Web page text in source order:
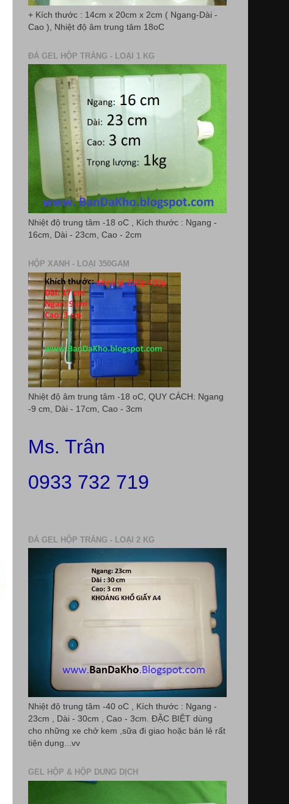
+ Kích thước : 14cm x 20cm x 2cm ( Ngang-Dài -
Cao ), Nhiệt độ âm trung tâm 18oC
ĐÁ GEL HỘP TRẮNG - LOẠI 1 KG
Nhiệt độ trung tâm -18 oC , Kích thước : Ngang -
16cm, Dài - 23cm, Cao - 2cm
HỘP XANH - LOẠI 350GAM
Nhiệt độ âm trung tâm -18 oC, QUY CÁCH: Ngang
-9 cm, Dài - 17cm, Cao - 3cm
Ms. Trân
0933 732 719
ĐÁ GEL HỘP TRẮNG - LOẠI 2 KG
Nhiệt độ trung tâm -40 oC , Kích thước : Ngang -
23cm , Dài - 30cm , Cao - 3cm. ĐẶC BIỆT dùng
cho những xe chở kem ,sữa đi giao hoặc bán lẻ rất
tiện dụng...vv
GEL HỘP & HỘP DUNG DỊCH